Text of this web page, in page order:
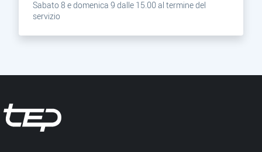
Sabato 8 e domenica 9 dalle 15.00 al termine del
servizio